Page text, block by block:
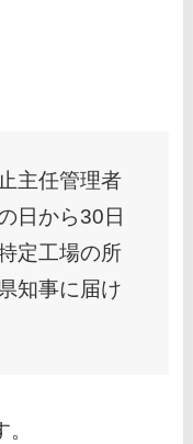
主任管理者
日から30日
定工場の所
知事に届け